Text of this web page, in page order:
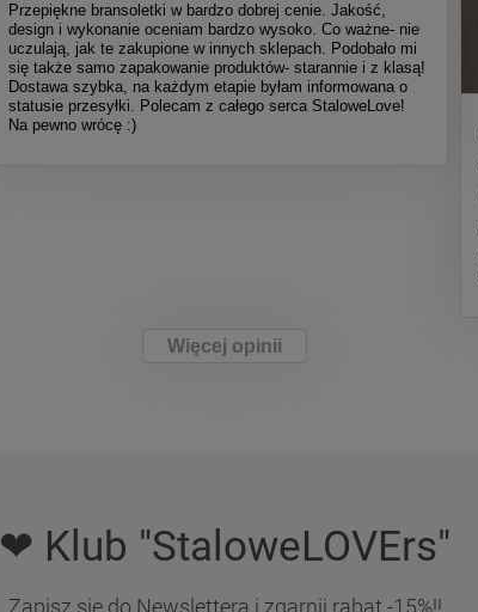
Przepiękne bransoletki w bardzo dobrej cenie. Jakość,
design i wykonanie oceniam bardzo wysoko. Co ważne- nie
uczulają, jak te zakupione w innych sklepach. Podobało mi
się także samo zapakowanie produktów- starannie i z klasą!
Dostawa szybka, na każdym etapie byłam informowana o
statusie przesyłki. Polecam z całego serca StaloweLove!
Na pewno wrócę :)
Więcej opinii
❤ Klub "StaloweLOVErs"
Zapisz się do Newslettera i zgarnij rabat -15%!!